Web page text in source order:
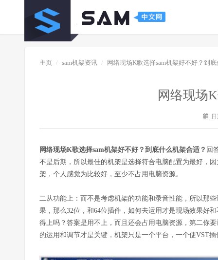
主页 sam机架资讯 网络现场K歌选择sam机架好不好？到
网络现场
网络现场K歌选择sam机架好不好？到底什么机架合适？ 回
不是后期，所以最佳的机架是选择符合电脑配置为最好，
架，个人感觉为比较好，至少不占用电脑资源。
二从功能上：而不是考虑机架的功能和录音性能，所以那
果，那么32位，和64位插件，如何去运用才是现场效果好
得上吗？答案是用不上，而且还会占用电脑资源，第二你
的运用和调节才是关键，机架只是一个平台，一个使VST